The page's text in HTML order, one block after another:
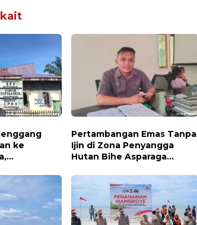
ke
Pertambangan Emas Tanpa
Ijin di Zona Penyangga
Hutan Bihe Asparaga
Keruh dan Wisata
Terancam